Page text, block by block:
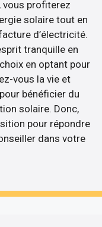
vous profiterez
solaire tout en
d’électricité.
tranquille en
en optant pour
vous la vie et
bénéficier du
solaire. Donc,
pour répondre
dans votre